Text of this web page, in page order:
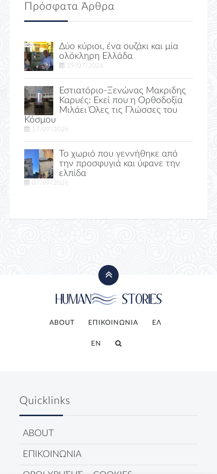
Πρόσφατα Άρθρα
Δύο κύριοι, ένα ουζάκι και μία
ολόκληρη Ελλάδα
19/07/2026
Εστιατόριο-Ξενώνας Μακριδης
Καρυές: Εκεί που η Ορθοδοξία
Μιλάει Όλες τις Γλώσσες του
Κόσμου
17/07/2026
Το χωριό που γεννήθηκε από
την προσφυγιά και ύφανε την
ελπίδα
07/07/2026
ABOUT ΕΠΙΚΟΙΝΩΝΙΑ ΕΛ
EN
Quicklinks
ABOUT
ΕΠΙΚΟΙΝΩΝΙΑ